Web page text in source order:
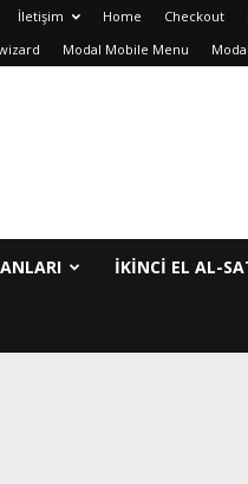
İletişim Home Checkout
Modal Mobile Menu
IKINCI EL AL-